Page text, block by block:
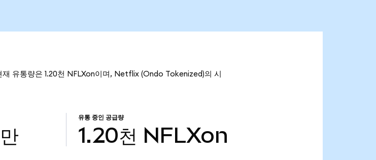
유통량은 1.20천 NFLXon이며, Netflix (Ondo Tokenized)의 시
유통 중인 공급량
1.20천 NFLXon